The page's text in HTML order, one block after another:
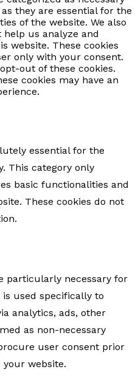
they are essential for the
of the website. We also
us analyze and
website. These cookies
only with your consent.
out of these cookies.
cookies may have an
essential for the
This category only
basic functionalities and
These cookies do not
particularly necessary for
used specifically to
analytics, ads, other
as non-necessary
user consent prior
website.